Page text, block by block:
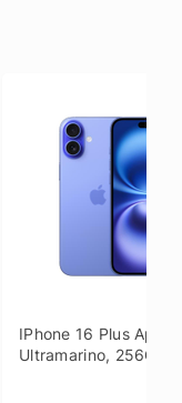
IPhone 16 Plus Apple
Ultramarino, 256GB